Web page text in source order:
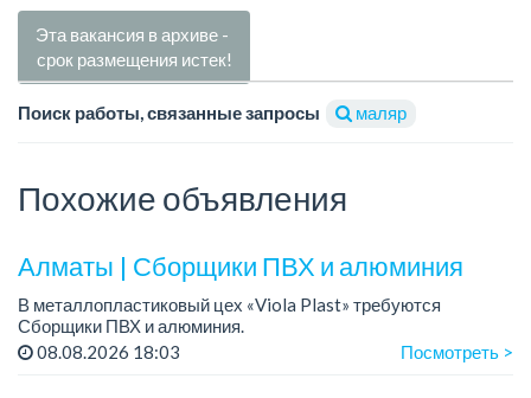
Эта вакансия в архиве -
срок размещения истек!
Поиск работы, связанные запросы маляр
Похожие объявления
Алматы | Сборщики ПВХ и алюминия
В металлопластиковый цех «Viola Plast» требуются
Сборщики ПВХ и алюминия.
График работы: 5/2, с 08.00 до 17.00.
08.08.2026 18:03 Посмотреть >